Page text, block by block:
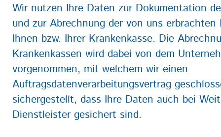
Wir nutzen Ihre Daten zur Dokumentation
und zur Abrechnung der von uns erbrachten
Ihnen bzw. Ihrer Krankenkasse. Die
Krankenkassen wird dabei von dem
vorgenommen, mit welchem wir einen
Auftragsdatenverarbeitungsvertrag
sichergestellt, dass Ihre Daten auch bei
Dienstleister gesichert sind.